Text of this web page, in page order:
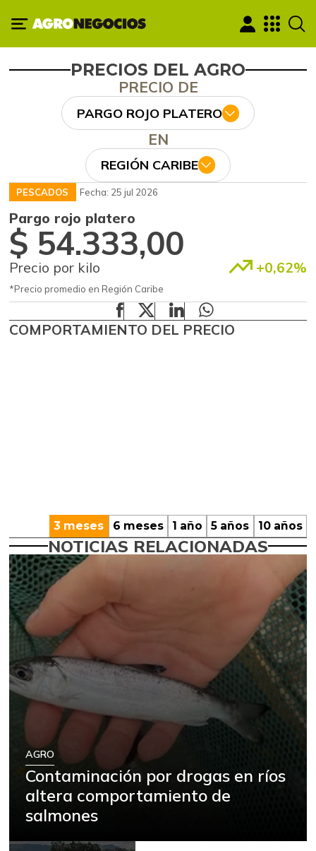
PRECIOS DEL AGRO
PRECIO DE
PARGO ROJO PLATERO
EN
REGIÓN CARIBE
PESCADOS Fecha: 25 jul 2026
Pargo rojo platero
$ 54.333,00
Precio por kilo +0,62%
*Precio promedio en Región Caribe
COMPORTAMIENTO DEL PRECIO
3 meses 6 meses 1 año 5 años 10 años
NOTICIAS RELACIONADAS
AGRO
Contaminación por drogas en ríos
altera comportamiento de
salmones